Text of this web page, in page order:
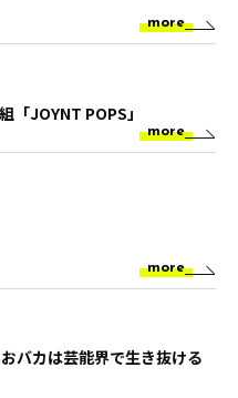
more
「JOYNT POPS」
more
more
バカは芸能界で生き抜ける